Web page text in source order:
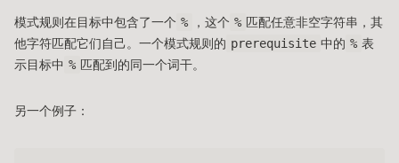
模式规则在目标中包含了一个 % ，这个 % 匹配任意非空字符串，其
他字符匹配它们自己。一个模式规则的 prerequisite 中的 % 表
示目标中 % 匹配到的同一个词干。
另一个例子：